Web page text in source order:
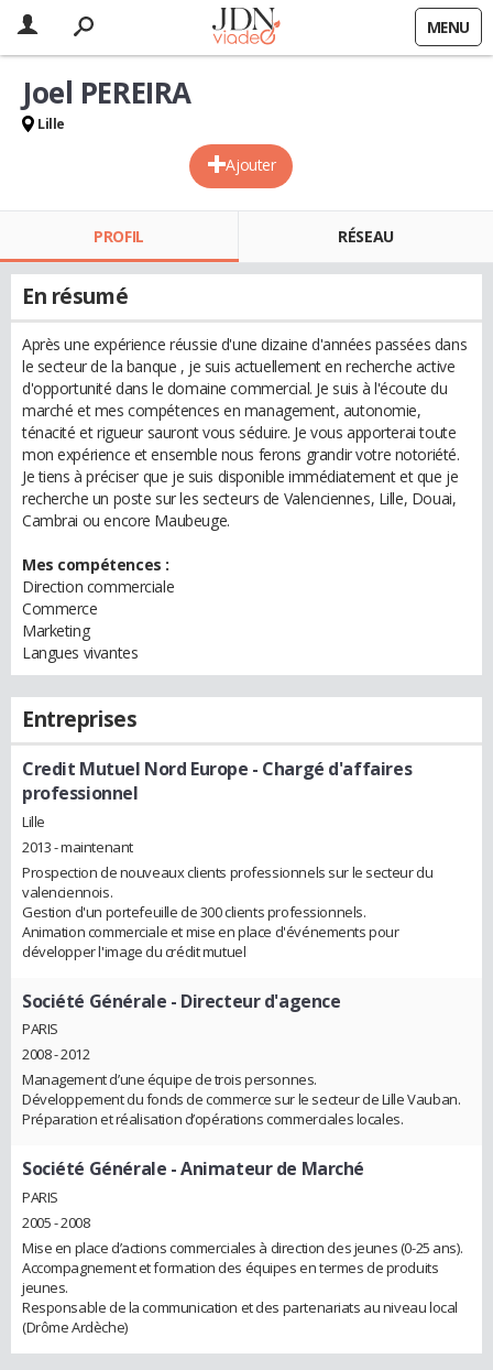
MENU
Ajouter
Joel PEREIRA
Lille
PROFIL RÉSEAU
En résumé
Après une expérience réussie d'une dizaine d'années passées dans
le secteur de la banque , je suis actuellement en recherche active
d'opportunité dans le domaine commercial. Je suis à l'écoute du
marché et mes compétences en management, autonomie,
ténacité et rigueur sauront vous séduire. Je vous apporterai toute
mon expérience et ensemble nous ferons grandir votre notoriété.
Je tiens à préciser que je suis disponible immédiatement et que je
recherche un poste sur les secteurs de Valenciennes, Lille, Douai,
Cambrai ou encore Maubeuge.
Mes compétences :
Direction commerciale
Commerce
Marketing
Langues vivantes
Entreprises
Credit Mutuel Nord Europe - Chargé d'affaires
professionnel
Lille
2013 - maintenant
Prospection de nouveaux clients professionnels sur le secteur du
valenciennois.
Gestion d'un portefeuille de 300 clients professionnels.
Animation commerciale et mise en place d'événements pour
développer l'image du crédit mutuel
Société Générale - Directeur d'agence
PARIS
2008 - 2012
Management d’une équipe de trois personnes.
Développement du fonds de commerce sur le secteur de Lille Vauban.
Préparation et réalisation d’opérations commerciales locales.
Société Générale - Animateur de Marché
PARIS
2005 - 2008
Mise en place d’actions commerciales à direction des jeunes (0-25 ans).
Accompagnement et formation des équipes en termes de produits
jeunes.
Responsable de la communication et des partenariats au niveau local
(Drôme Ardèche)